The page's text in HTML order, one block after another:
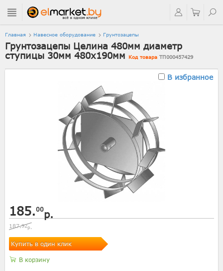
Главная Навесное оборудование Грунтозацепы
Грунтозацепы Целина 480мм диаметр
ступицы 30мм 480х190мм
Код товара ТП000457429
В избранное
185.00р.
187.92р.
Купить в один клик
В корзину